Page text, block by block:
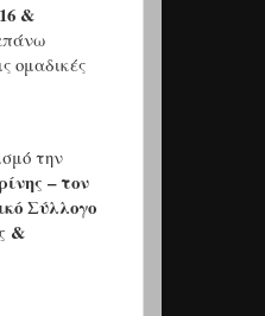
&
ομαδικές
την
– τον
Σύλλογο
&